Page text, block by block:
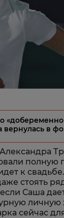
вернулась в
полную
к
стоять
Саша
личную
сейчас